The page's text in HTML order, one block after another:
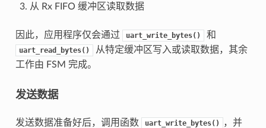
从 Rx FIFO 缓冲区读取数据
因此，应用程序仅会通过 uart_write_bytes() 和
uart_read_bytes()
从特定缓冲区写入或读取数据，其余
工作由 FSM 完成。
发送数据
发送数据准备好后，调用函数 uart_write_bytes()
，并